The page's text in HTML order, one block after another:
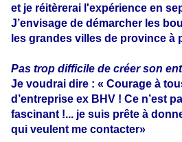
et je réitèrerai l'expérience en
J’envisage de démarcher les
les grandes villes de province à
Pas trop difficile de créer son
Je voudrai dire : « Courage à
d’entreprise ex BHV ! Ce n’est
fascinant !... je suis prête à
qui veulent me contacter»